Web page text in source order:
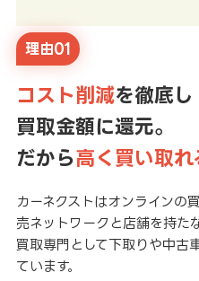
理由01
コスト削減を徹底し
買取金額に還元。
だから高く買い取れ
カーネクストはオンラインの
売ネットワークと店舗を持た
買取専門として下取りや中古
ています。